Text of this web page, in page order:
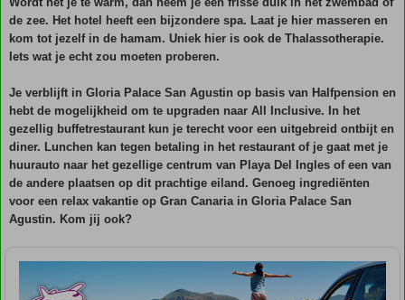
de zee. Het hotel heeft een bijzondere spa. Laat je hier masseren en
kom tot jezelf in de hamam. Uniek hier is ook de Thalassotherapie.
Iets wat je echt zou moeten proberen.
Je verblijft in Gloria Palace San Agustin op basis van Halfpension en
hebt de mogelijkheid om te upgraden naar All Inclusive. In het
gezellig buffetrestaurant kun je terecht voor een uitgebreid ontbijt en
diner. Lunchen kan tegen betaling in het restaurant of je gaat met je
huurauto naar het gezellige centrum van Playa Del Ingles of een van
de andere plaatsen op dit prachtige eiland. Genoeg ingrediënten
voor een relax vakantie op Gran Canaria in Gloria Palace San
Agustin. Kom jij ook?